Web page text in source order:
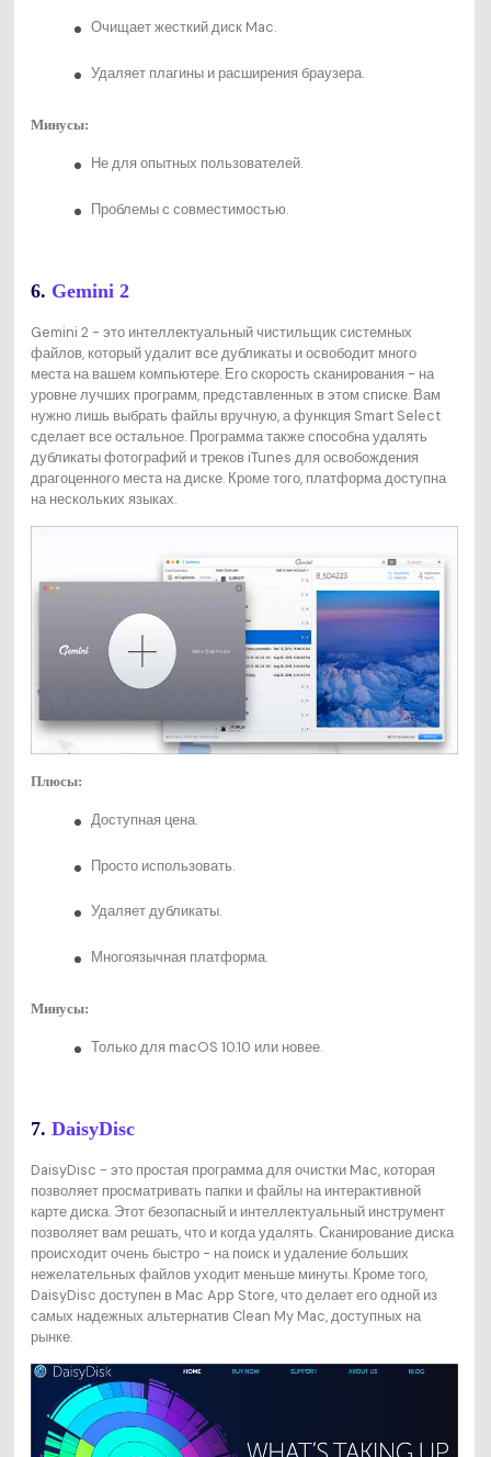
Очищает жесткий диск Mac.
Удаляет плагины и расширения браузера.
Минусы:
Не для опытных пользователей.
Проблемы с совместимостью.
6. Gemini 2
Gemini 2 - это интеллектуальный чистильщик системных
файлов, который удалит все дубликаты и освободит много
места на вашем компьютере. Его скорость сканирования - на
уровне лучших программ, представленных в этом списке. Вам
нужно лишь выбрать файлы вручную, а функция Smart Select
сделает все остальное. Программа также способна удалять
дубликаты фотографий и треков iTunes для освобождения
драгоценного места на диске. Кроме того, платформа доступна
на нескольких языках.
Плюсы:
Доступная цена.
Просто использовать.
Удаляет дубликаты.
Многоязычная платформа.
Минусы:
Только для macOS 10.10 или новее.
7. DaisyDisc
DaisyDisc - это простая программа для очистки Mac, которая
позволяет просматривать папки и файлы на интерактивной
карте диска. Этот безопасный и интеллектуальный инструмент
позволяет вам решать, что и когда удалять. Сканирование диска
происходит очень быстро - на поиск и удаление больших
нежелательных файлов уходит меньше минуты. Кроме того,
DaisyDisc доступен в Mac App Store, что делает его одной из
самых надежных альтернатив Clean My Mac, доступных на
рынке.